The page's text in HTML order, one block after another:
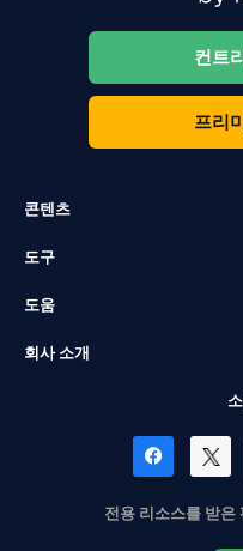
컨트
프리
콘텐츠
도구
도움
회사 소개
전용 리소스를 받은